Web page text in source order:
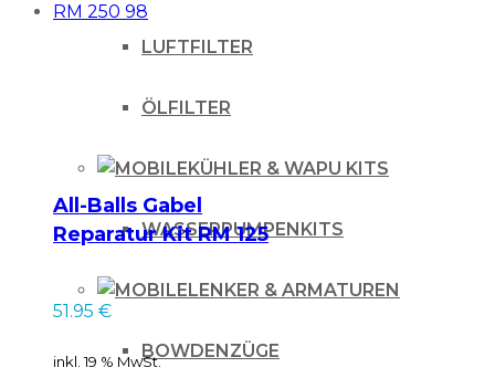
LUFTFILTER
ÖLFILTER
KÜHLER & WAPU KITS
WASSERPUMPENKITS
LENKER & ARMATUREN
BOWDENZÜGE
All-Balls Gabel
Reparatur Kit RM 125
51.95 €
inkl. 19 % MwSt.